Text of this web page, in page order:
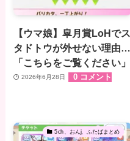
【ウマ娘】皐月賞LoHでス
タドトウが外せない理由…
「こちらをご覧ください」
2026年6月28日 0 コメント
5ch、おんj、ふたばまとめ